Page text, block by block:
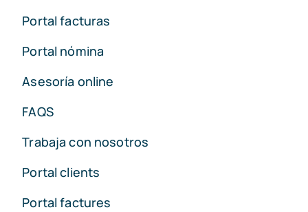
Portal facturas
Portal nómina
Asesoría online
FAQS
Trabaja con nosotros
Portal clients
Portal factures